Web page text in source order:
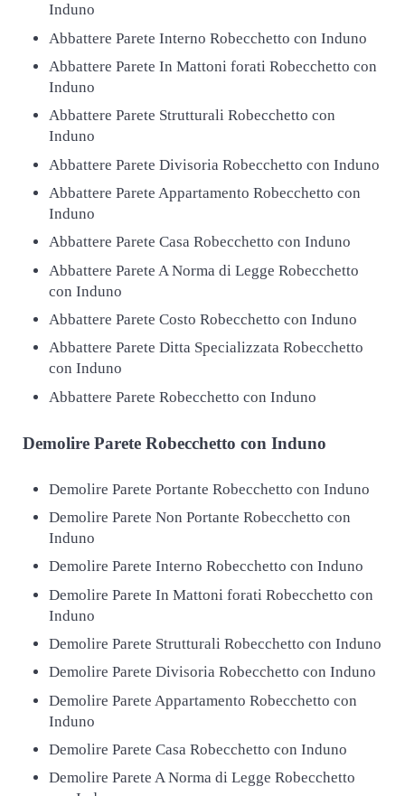
Induno
Abbattere Parete Interno Robecchetto con Induno
Abbattere Parete In Mattoni forati Robecchetto con
Induno
Abbattere Parete Strutturali Robecchetto con
Induno
Abbattere Parete Divisoria Robecchetto con Induno
Abbattere Parete Appartamento Robecchetto con
Induno
Abbattere Parete Casa Robecchetto con Induno
Abbattere Parete A Norma di Legge Robecchetto
con Induno
Abbattere Parete Costo Robecchetto con Induno
Abbattere Parete Ditta Specializzata Robecchetto
con Induno
Abbattere Parete Robecchetto con Induno
DemolireParete Robecchetto con Induno
Demolire Parete Portante Robecchetto con Induno
Demolire Parete Non Portante Robecchetto con
Induno
Demolire Parete Interno Robecchetto con Induno
Demolire Parete In Mattoni forati Robecchetto con
Induno
Demolire Parete Strutturali Robecchetto con Induno
Demolire Parete Divisoria Robecchetto con Induno
Demolire Parete Appartamento Robecchetto con
Induno
Demolire Parete Casa Robecchetto con Induno
Demolire Parete A Norma di Legge Robecchetto